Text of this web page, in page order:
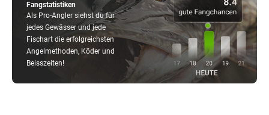
Fangstatistiken
Als Pro-Angler siehst du für
jedes Gewässer und jede
Fischart die erfolgreichsten
Angelmethoden, Köder und
Beisszeiten!